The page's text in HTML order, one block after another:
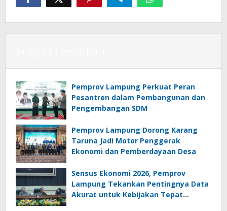
Pemprov Lampung Perkuat Peran
Pesantren dalam Pembangunan dan
Pengembangan SDM
Pemprov Lampung Dorong Karang
Taruna Jadi Motor Penggerak
Ekonomi dan Pemberdayaan Desa
Sensus Ekonomi 2026, Pemprov
Lampung Tekankan Pentingnya Data
Akurat untuk Kebijakan Tepat